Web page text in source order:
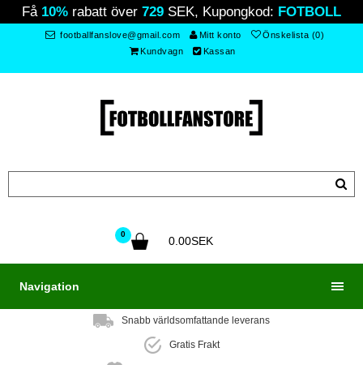
Få 10% rabatt över 729 SEK, Kupongkod: FOTBOLL
footballfanslove@gmail.com Mitt konto
Önskelista (0)
Kundvagn
Kassan
0
0.00SEK
Navigation
Snabb världsomfattande leverans
Gratis Frakt